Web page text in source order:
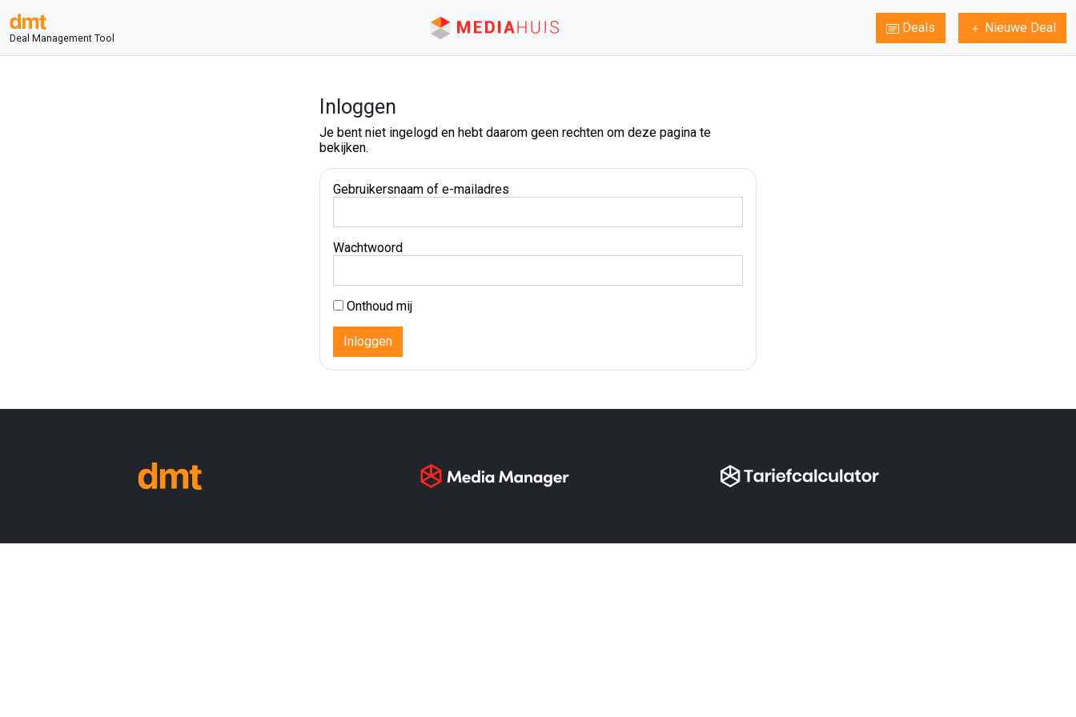
Deal Management Tool
Deals Nieuwe Deal
Inloggen
Je bent niet ingelogd en hebt daarom geen rechten om deze pagina te
bekijken.
Gebruikersnaam of e-mailadres
Wachtwoord
Onthoud mij